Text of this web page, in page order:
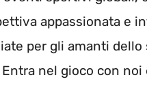
appassionata e
per gli amanti dello
nel gioco con